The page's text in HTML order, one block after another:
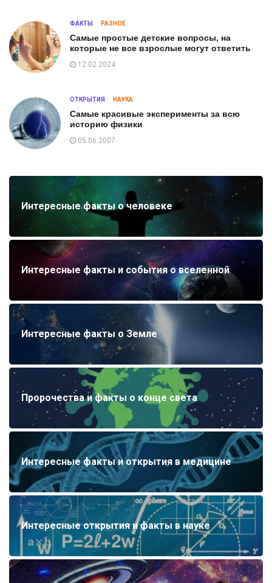
ФАКТЫ РАЗНОЕ
Самые простые детские вопросы, на
которые не все взрослые могут ответить
12.02.2024
ОТКРЫТИЯ НАУКА
Самые красивые эксперименты за всю
историю физики
05.06.2007
Интересные факты о человеке
Интересные факты и события о вселенной
Интересные факты о Земле
Пророчества и факты о конце света
Интересные факты и открытия в медицине
Интересные открытия и факты в науке